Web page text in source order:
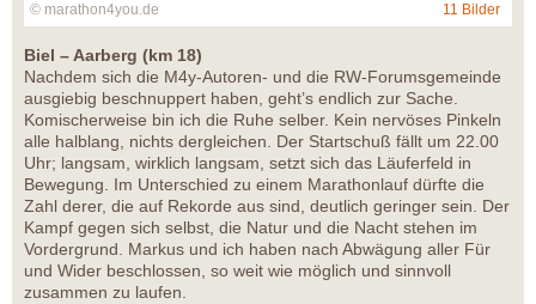
© marathon4you.de 11 Bilder
Biel – Aarberg (km 18)
Nachdem sich die M4y-Autoren- und die RW-Forumsgemeinde
ausgiebig beschnuppert haben, geht’s endlich zur Sache.
Komischerweise bin ich die Ruhe selber. Kein nervöses Pinkeln
alle halblang, nichts dergleichen. Der Startschuß fällt um 22.00
Uhr; langsam, wirklich langsam, setzt sich das Läuferfeld in
Bewegung. Im Unterschied zu einem Marathonlauf dürfte die
Zahl derer, die auf Rekorde aus sind, deutlich geringer sein. Der
Kampf gegen sich selbst, die Natur und die Nacht stehen im
Vordergrund. Markus und ich haben nach Abwägung aller Für
und Wider beschlossen, so weit wie möglich und sinnvoll
zusammen zu laufen.